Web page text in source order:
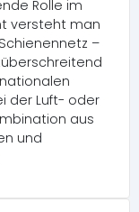
Rolle im
versteht man
–
der Luft- oder
aus
und